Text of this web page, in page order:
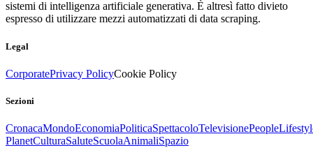
sistemi di intelligenza artificiale generativa. È altresì fatto divieto
espresso di utilizzare mezzi automatizzati di data scraping.
Legal
CorporatePrivacy PolicyCookie Policy
Sezioni
CronacaMondoEconomiaPoliticaSpettacoloTelevisionePeople
PlanetCulturaSaluteScuolaAnimaliSpazio